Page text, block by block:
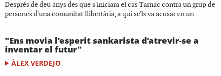
Després de deu anys des que s'iniciara el cas Tarnac contra un grup de
persones d'una comunitat llibertària, a qui se'ls va acusar en un...
"Ens movia l’esperit sankarista d’atrevir-se a
inventar el futur"
ÀLEX VERDEJO